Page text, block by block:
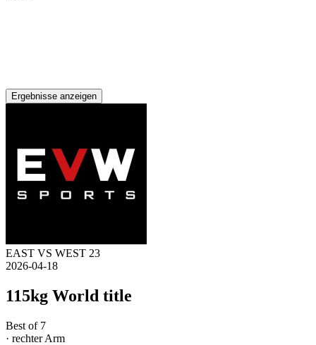
Ergebnisse anzeigen
EAST VS WEST 23
2026-04-18
115kg World title
Best of 7
· rechter Arm